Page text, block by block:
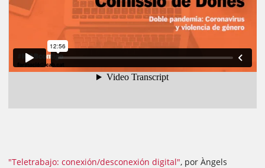
"Teletrabajo: conexión/desconexión digital", por Àngels